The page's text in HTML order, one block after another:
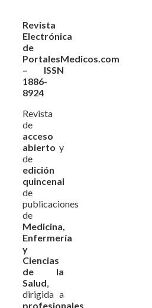
Revista
Electrónica
de
PortalesMedicos.com
– ISSN
1886-
8924
Revista
de
acceso
abierto y
de
edición
quincenal
de
publicaciones
de
Medicina,
Enfermería
y
Ciencias
de la
Salud
dirigida a
profesionales